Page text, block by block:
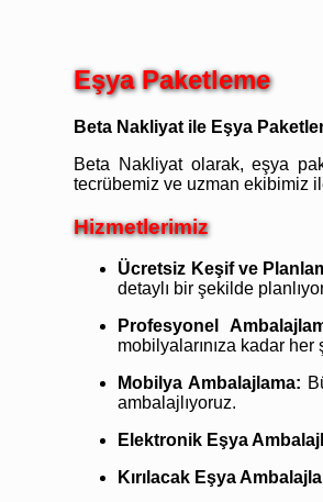
Eşya Paketleme
Beta Nakliyat ile Eşya
Beta Nakliyat olarak, eşya
tecrübemiz ve uzman ekibimiz
Hizmetlerimiz
Ücretsiz Keşif ve
detaylı bir şekilde
Profesyonel
mobilyalarınıza kadar
Mobilya Ambalajlama:
ambalajlıyoruz.
Elektronik Eşya
Kırılacak Eşya